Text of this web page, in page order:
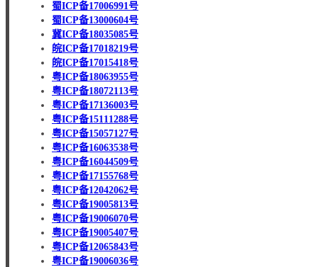
蜀ICP备17006991号
蜀ICP备13000604号
冀ICP备18035085号
皖ICP备17018219号
皖ICP备17015418号
粤ICP备18063955号
粤ICP备18072113号
粤ICP备17136003号
粤ICP备15111288号
粤ICP备15057127号
粤ICP备16063538号
粤ICP备16044509号
粤ICP备17155768号
粤ICP备12042062号
粤ICP备19005813号
粤ICP备19006070号
粤ICP备19005407号
粤ICP备12065843号
粤ICP备19006036号